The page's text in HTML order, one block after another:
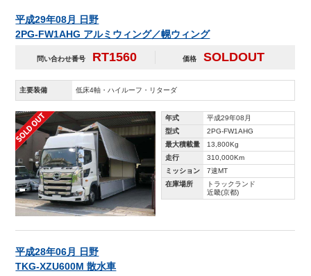
平成29年08月 日野
2PG-FW1AHG アルミウィング／幌ウィング
問い合わせ番号 RT1560 価格 SOLDOUT
主要装備 低床4軸・ハイルーフ・リターダ
年式
平成29年08月
型式
2PG-FW1AHG
最大積載量
13,800Kg
走行
310,000Km
ミッション
7速MT
在庫場所
トラックランド
近畿(京都)
平成28年06月 日野
TKG-XZU600M 散水車